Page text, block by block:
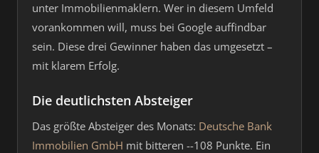
unter Immobilienmaklern. Wer in diesem Umfeld
vorankommen will, muss bei Google auffindbar
sein. Diese drei Gewinner haben das umgesetzt –
mit klarem Erfolg.
Die deutlichsten Absteiger
Das größte Absteiger des Monats: Deutsche Bank
Immobilien GmbH mit bitteren --108 Punkte. Ein